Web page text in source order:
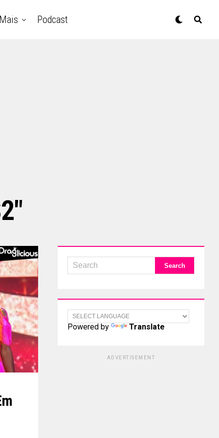
Podcast
Powered by Translate
ADVERTISEMENT